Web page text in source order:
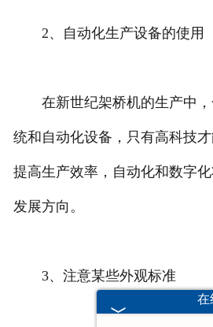
2、自动化生产设备的使用
在新世纪架桥机的生产中，
统和自动化设备，只有高科技
提高生产效率，自动化和数字
发展方向。
3、注意某些外观标准
在